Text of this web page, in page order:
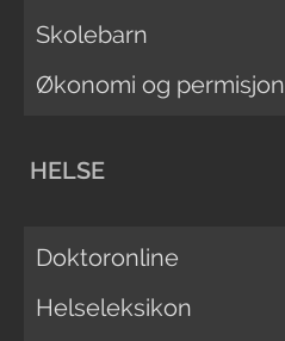
Skolebarn
Økonomi og permisjon
HELSE
Doktoronline
Helseleksikon